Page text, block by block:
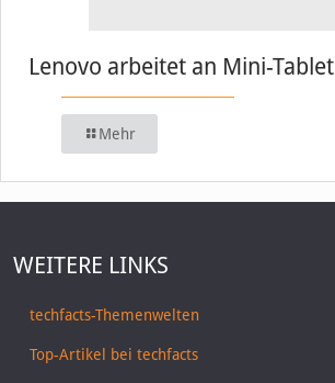
Lenovo arbeitet an Mini-Tablet
Mehr
WEITERE LINKS
techfacts-Themenwelten
Top-Artikel bei techfacts